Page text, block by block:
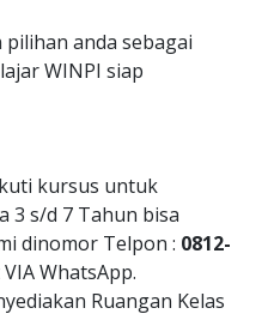
anda sebagai
WINPI siap
kursus untuk
3 s/d 7 Tahun bisa
dinomor Telpon : 0812-
WhatsApp.
Ruangan Kelas